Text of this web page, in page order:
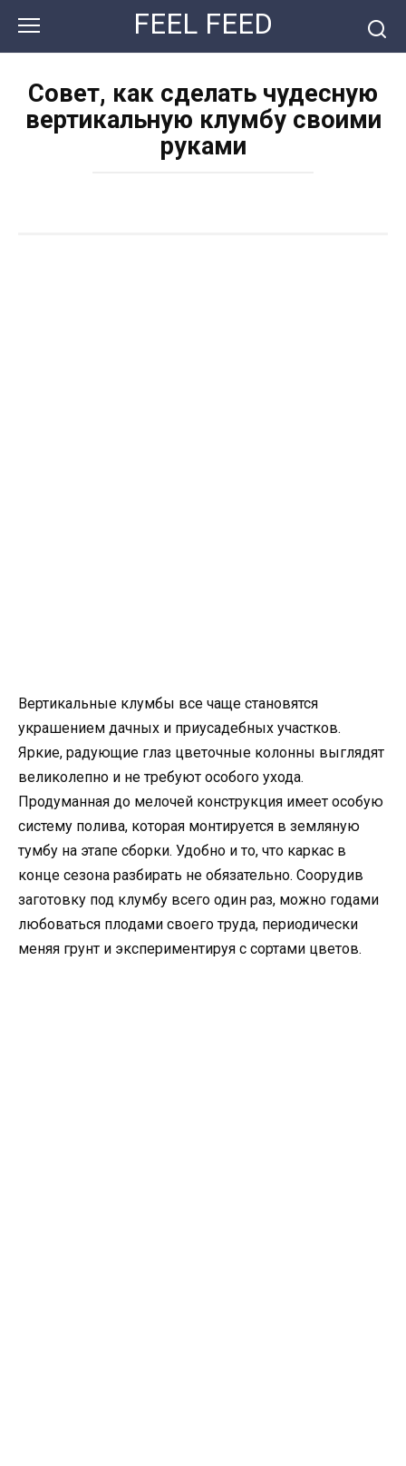
контенту
FEEL FEED
Совет, как сделать чудесную
вертикальную клумбу своими
руками
Вертикальные клумбы все чаще становятся
украшением дачных и приусадебных участков.
Яркие, радующие глаз цветочные колонны выглядят
великолепно и не требуют особого ухода.
Продуманная до мелочей конструкция имеет особую
систему полива, которая монтируется в земляную
тумбу на этапе сборки. Удобно и то, что каркас в
конце сезона разбирать не обязательно. Соорудив
заготовку под клумбу всего один раз, можно годами
любоваться плодами своего труда, периодически
меняя грунт и экспериментируя с сортами цветов.